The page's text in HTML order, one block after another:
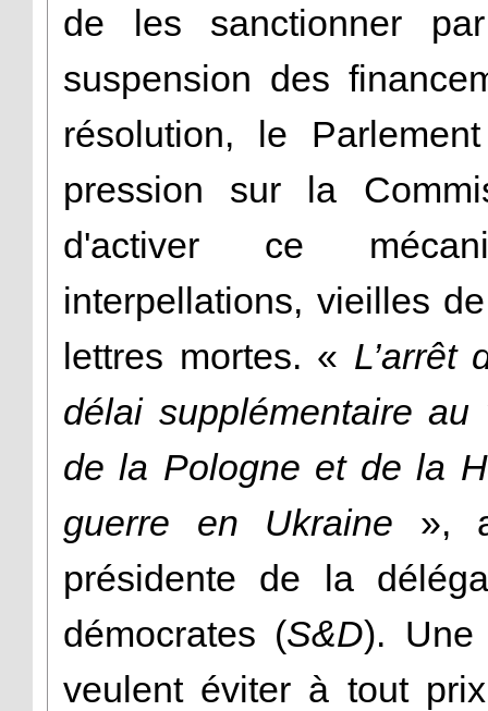
de les sanctionner
suspension des
résolution, le
pression sur la
d'activer ce
interpellations, vieilles
lettres mortes. « L’arrêt
délai supplémentaire au
de la Pologne et de la
guerre en Ukraine »,
présidente de la
démocrates (S&D). Une
veulent éviter à tout